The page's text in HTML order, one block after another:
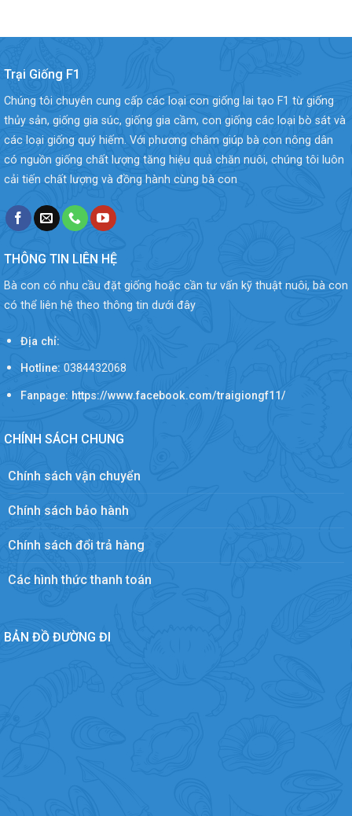
Trại Giống F1
Chúng tôi chuyên cung cấp các loại con giống lai tạo F1 từ giống
thủy sản, giống gia súc, giống gia cầm, con giống các loại bò sát và
các loại giống quý hiếm. Với phương châm giúp bà con nông dân
có nguồn giống chất lượng tăng hiệu quả chăn nuôi, chúng tôi luôn
cải tiến chất lượng và đồng hành cùng bà con
THÔNG TIN LIÊN HỆ
Bà con có nhu cầu đặt giống hoặc cần tư vấn kỹ thuật nuôi, bà con
có thể liên hệ theo thông tin dưới đây
Địa chỉ:
Hotline: 0384432068
Fanpage: https://www.facebook.com/traigiongf11/
CHÍNH SÁCH CHUNG
Chính sách vận chuyển
Chính sách bảo hành
Chính sách đổi trả hàng
Các hình thức thanh toán
BẢN ĐỒ ĐƯỜNG ĐI